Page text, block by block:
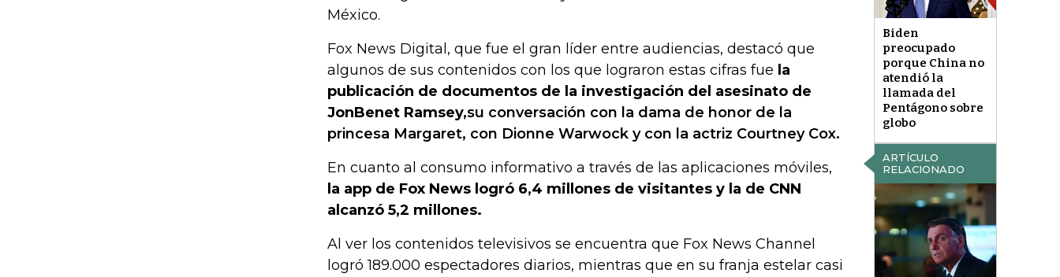
Biden
preocupado
porque China no
atendió la
llamada del
Pentágono sobre
globo
México.
ARTÍCULO
RELACIONADO
Fox News Digital, que fue el gran líder entre audiencias, destacó que
algunos de sus contenidos con los que lograron estas cifras fue la
publicación de documentos de la investigación del asesinato de
JonBenet Ramsey,su conversación con la dama de honor de la
princesa Margaret, con Dionne Warwock y con la actriz Courtney Cox.
En cuanto al consumo informativo a través de las aplicaciones móviles,
la app de Fox News logró 6,4 millones de visitantes y la de CNN
alcanzó 5,2 millones.
Al ver los contenidos televisivos se encuentra que Fox News Channel
logró 189.000 espectadores diarios, mientras que en su franja estelar casi